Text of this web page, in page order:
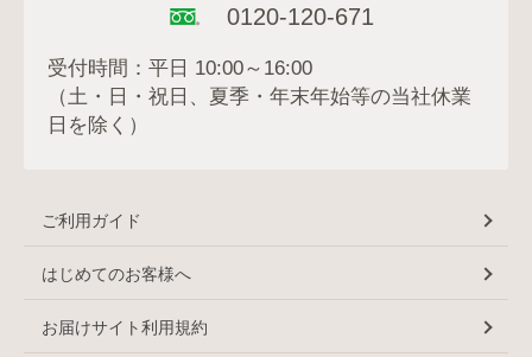
0120-120-671
受付時間：平日 10:00～16:00
（土・日・祝日、夏季・年末年始等の当社休業
日を除く）
ご利用ガイド
はじめてのお客様へ
お届けサイト利用規約